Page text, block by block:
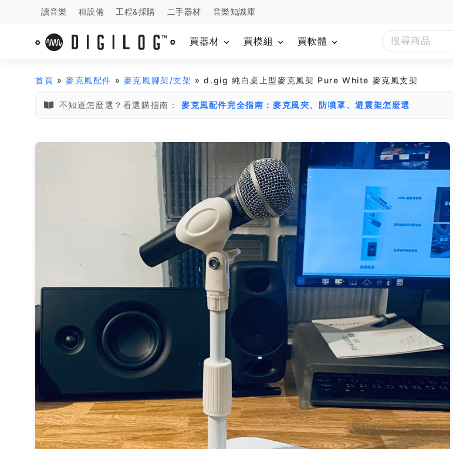
讀音樂 租設備 工程&採購 二手器材 音樂知識庫
買器材 買模組 買軟體
首頁 »麥克風配件 » 麥克風腳架/支架 » d.gig 純白桌上型麥克風架 Pure White 麥克風支架
不知道怎麼選？看選購指南： 麥克風配件完全指南：麥克風夾、防噴罩、避震架怎麼選